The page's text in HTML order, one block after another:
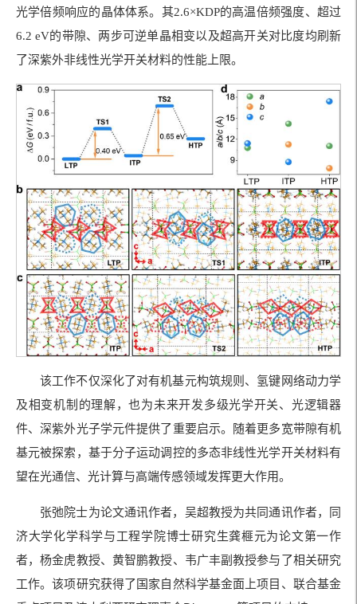
光学倍频响应的晶体体系。其2.6×KDP的高温倍频强度、超过
6.2 eV的带隙、两步可逆单晶相变以及超高开关对比度均刷新
了深紫外非线性光学开关材料的性能上限。
该工作不仅深化了对有机基元构筑规则、氢键网络动力学
及相变机制的理解，也为未来开发多级光学开关、光逻辑器
件、深紫外光子学元件提供了重要启示。随着更多宽带隙有机
基元被探索，基于分子运动调控的多态非线性光学开关材料有
望在光通信、光计算与高端传感领域发挥更大作用。
张弛院士为论文通讯作者，吴超教授为共同通讯作者，同
济大学化学科学与工程学院博士研究生龚榧元为论文第一作
者，杨金虎教授、黄智鹏教授、韦广丰副教授参与了相关研究
工作。该项研究获得了国家自然科学基金面上项目、联合基金